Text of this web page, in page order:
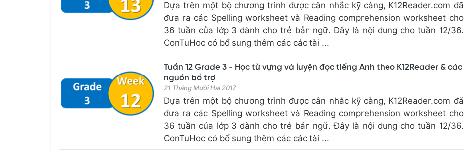
Dựa trên một bộ chương trình được cân nhắc kỹ càng, K12Reader.com đã
đưa ra các Spelling worksheet và Reading comprehension worksheet cho
36 tuần của lớp 3 dành cho trẻ bản ngữ. Đây là nội dung cho tuần 12/36.
ConTuHoc có bổ sung thêm các các tài ...
Tuần 12 Grade 3 - Học từ vựng và luyện đọc tiếng Anh theo K12Reader & các
nguồn bổ trợ
21 Tháng Mười Hai 2017
Dựa trên một bộ chương trình được cân nhắc kỹ càng, K12Reader.com đã
đưa ra các Spelling worksheet và Reading comprehension worksheet cho
36 tuần của lớp 3 dành cho trẻ bản ngữ. Đây là nội dung cho tuần 12/36.
ConTuHoc có bổ sung thêm các các tài ...